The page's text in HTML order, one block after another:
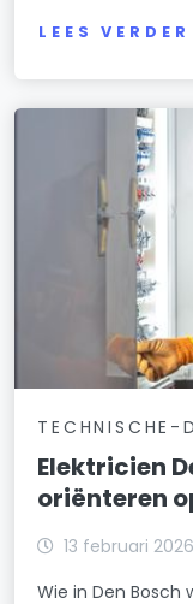
LEES VERDER
TECHNISCHE-
Elektricien
oriënteren
13 februari 2026
Wie in Den